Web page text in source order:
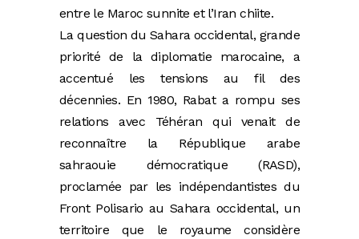
entre le Maroc sunnite et l’Iran chiite.
La question du Sahara occidental, grande
priorité de la diplomatie marocaine, a
accentué les tensions au fil des
décennies. En 1980, Rabat a rompu ses
relations avec Téhéran qui venait de
reconnaître la République arabe
sahraouie démocratique (RASD),
proclamée par les indépendantistes du
Front Polisario au Sahara occidental, un
territoire que le royaume considère